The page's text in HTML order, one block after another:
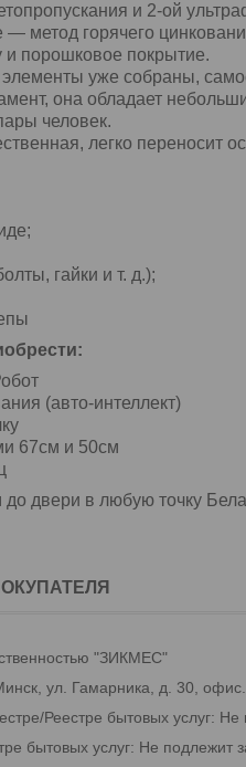
и 2-ой
метод горячего
и порошковое покрытие.
уже собраны,
она обладает
человек.
легко переносит
гайки и т. д.);
(авто-интеллект)
67см и 50см
до двери в любую точку
"ЗИКМЕС"
ул. Гамарника, д. 30,
Реестре бытовых услуг:
бытовых услуг: Не подлежит